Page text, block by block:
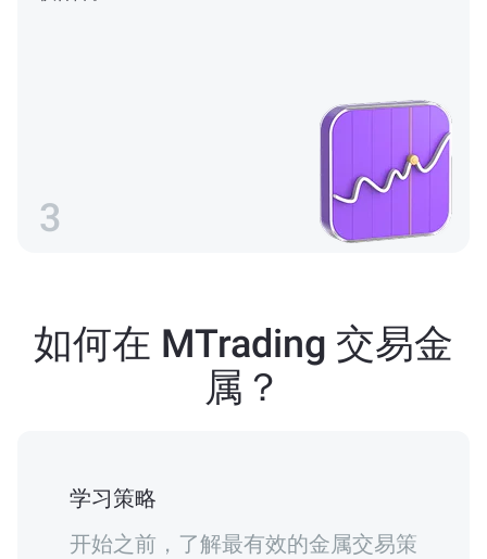
3
如何在 MTrading 交易金
属？
学习策略
开始之前，了解最有效的金属交易策